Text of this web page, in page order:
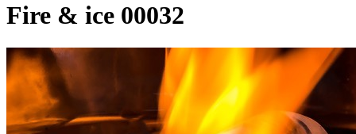
Fire & ice 00032